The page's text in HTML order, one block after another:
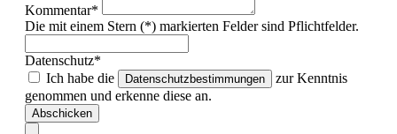
Kommentar*
Die mit einem Stern (*) markierten Felder sind Pflichtfelder.
Datenschutz*
Ich habe die
Datenschutzbestimmungen
zur Kenntnis
genommen und erkenne diese an.
Abschicken